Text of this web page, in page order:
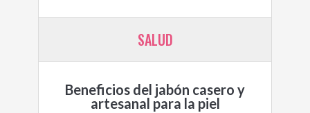
SALUD
Beneficios del jabón casero y
artesanal para la piel